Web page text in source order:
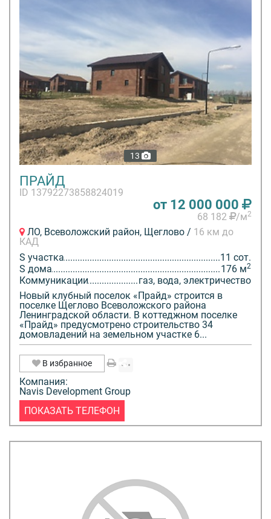
13
ПРАЙД
ID 13792273858824019
от 12 000 000
68 182 /м2
ЛО, Всеволожский район, Щеглово / 16 км до
КАД
S участка
11 сот.
S дома
176 м2
Коммуникации
газ, вода, электричество
Новый клубный поселок «Прайд» строится в
поселке Щеглово Всеволожского района
Ленинградской области. В коттеджном поселке
«Прайд» предусмотрено строительство 34
домовладений на земельном участке 6...
В избранное
Компания:
Navis Development Group
ПОКАЗАТЬ ТЕЛЕФОН